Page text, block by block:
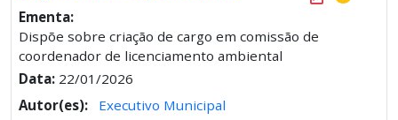
Ementa:
Dispõe sobre criação de cargo em comissão de
coordenador de licenciamento ambiental
Data: 22/01/2026
Autor(es):
Executivo Municipal